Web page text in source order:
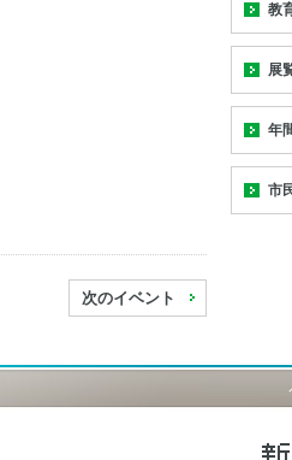
次のイベント
教
展
年
市